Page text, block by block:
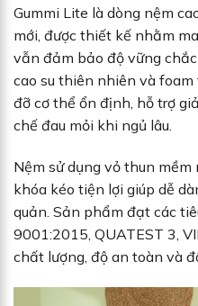
.
2
5
0
0
0
0
₫
Gummi Lite là dòng nệm
mới, được thiết kế nhằm
vẫn đảm bảo độ vững
cao su thiên nhiên và
đỡ cơ thể ổn định, hỗ trợ
chế đau mỏi khi ngủ lâu.
Nệm sử dụng vỏ thun
khóa kéo tiện lợi giúp dễ
quản. Sản phẩm đạt các
9001:2015, QUATEST 3,
chất lượng, độ an toàn và